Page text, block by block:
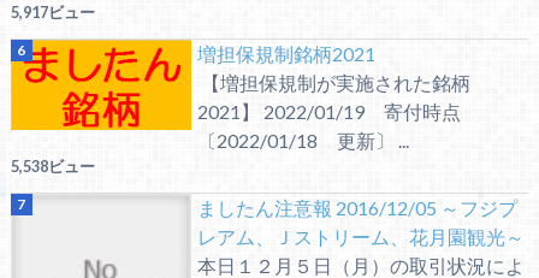
5,917ビュー
増担保規制銘柄2021
【増担保規制が実施された銘柄
2021】 2022/01/19 寄付時点
〔2022/01/18 更新〕 ...
5,538ビュー
ましたん注意報 2016/12/05 ～フジプ
レアム、Ｊストリーム、花月園観光～
本日１２月５日（月）の取引状況によ